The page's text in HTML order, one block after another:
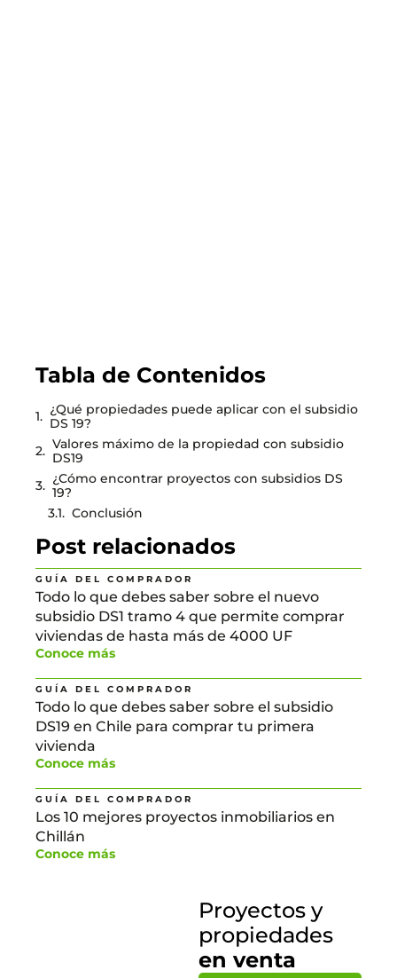
Tabla de Contenidos
¿Qué propiedades puede aplicar con el subsidio
DS 19?
Valores máximo de la propiedad con subsidio
DS19
¿Cómo encontrar proyectos con subsidios DS
19?
Conclusión
Post relacionados
GUÍA DEL COMPRADOR
Todo lo que debes saber sobre el nuevo
subsidio DS1 tramo 4 que permite comprar
viviendas de hasta más de 4000 UF
Conoce más
GUÍA DEL COMPRADOR
Todo lo que debes saber sobre el subsidio
DS19 en Chile para comprar tu primera
vivienda
Conoce más
GUÍA DEL COMPRADOR
Los 10 mejores proyectos inmobiliarios en
Chillán
Conoce más
Proyectos y
propiedades
en venta